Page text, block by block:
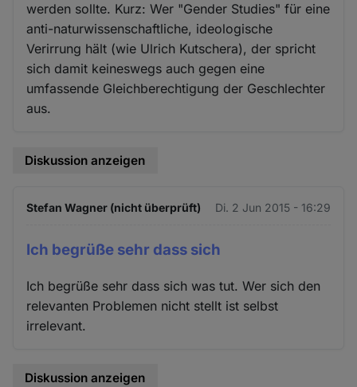
werden sollte. Kurz: Wer "Gender Studies" für eine
anti-naturwissenschaftliche, ideologische
Verirrung hält (wie Ulrich Kutschera), der spricht
sich damit keineswegs auch gegen eine
umfassende Gleichberechtigung der Geschlechter
aus.
Diskussion anzeigen
Stefan Wagner (nicht überprüft) Di. 2 Jun 2015 - 16:29
Ich begrüße sehr dass sich
Ich begrüße sehr dass sich was tut. Wer sich den
relevanten Problemen nicht stellt ist selbst
irrelevant.
Diskussion anzeigen